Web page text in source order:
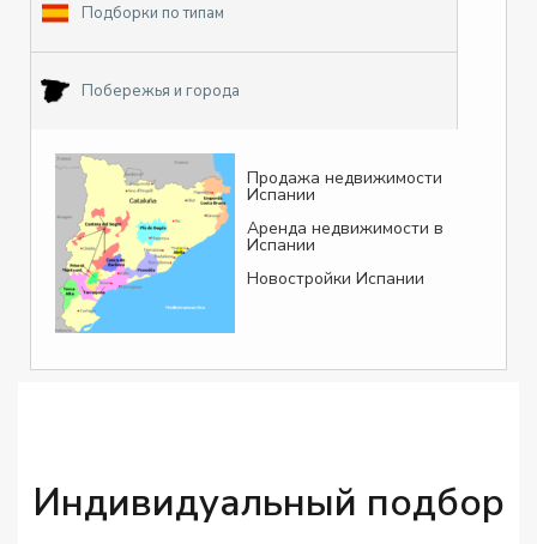
Подборки по типам
Побережья и города
Продажа недвижимости
Испании
Аренда недвижимости в
Испании
Новостройки Испании
Индивидуальный подбор